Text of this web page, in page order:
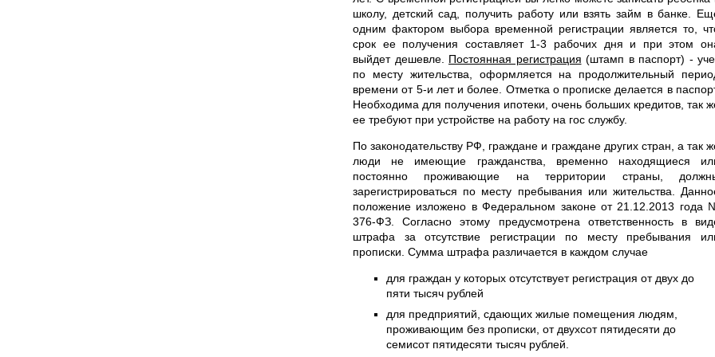
школу, детский сад, получить работу или взять займ в банке.
одним фактором выбора временной регистрации является то,
срок ее получения составляет 1-3 рабочих дня и при этом
выйдет дешевле. Постоянная регистрация (штамп в паспорт) -
по месту жительства, оформляется на продолжительный
времени от 5-и лет и более. Отметка о прописке делается в
Необходима для получения ипотеки, очень больших кредитов, так
ее требуют при устройстве на работу на гос службу.
По законодательству РФ, граждане и граждане других стран, а так
люди не имеющие гражданства, временно находящиеся
постоянно проживающие на территории страны,
зарегистрироваться по месту пребывания или жительства.
положение изложено в Федеральном законе от 21.12.2013 года
376-ФЗ. Согласно этому предусмотрена ответственность в
штрафа за отсутствие регистрации по месту пребывания
прописки. Сумма штрафа различается в каждом случае
для граждан у которых отсутствует регистрация от двух до
пяти тысяч рублей
для предприятий, сдающих жилые помещения людям,
проживающим без прописки, от двухсот пятидесяти до
семисот пятидесяти тысяч рублей.